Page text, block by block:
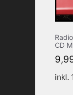
CD
inkl.